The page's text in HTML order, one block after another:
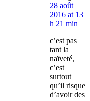
28 août
2016 at 13
h 21 min
c’est pas
tant la
naïveté,
c’est
surtout
qu’il risque
d’avoir des